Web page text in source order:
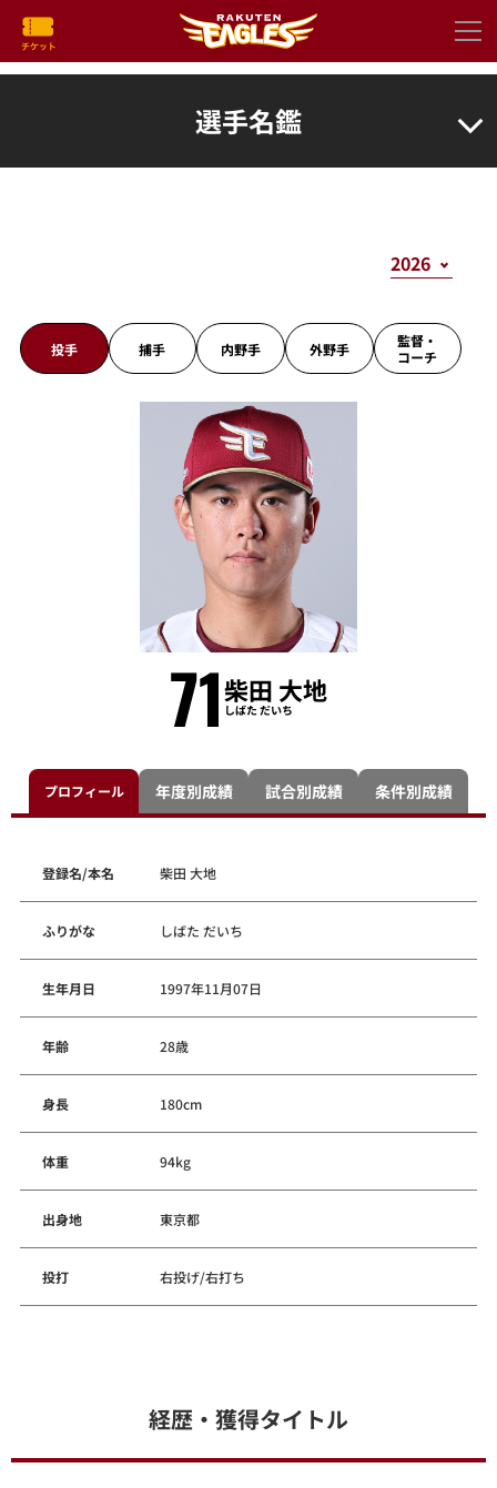
選手名鑑
投手 捕手 内野手 外野手
監督・
コーチ
71柴田 大地
しばた だいち
プロフィール 年度別成績 試合別成績 条件別成績
登録名/本名 柴田 大地
ふりがな しばた だいち
生年月日 1997年11月07日
年齢 28歳
身長 180cm
体重 94kg
出身地 東京都
投打 右投げ/右打ち
経歴・獲得タイトル